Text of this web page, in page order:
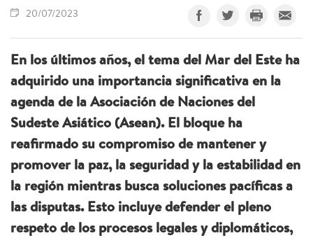
20/07/2023
En los últimos años, el tema del Mar del Este ha
adquirido una importancia significativa en la
agenda de la Asociación de Naciones del
Sudeste Asiático (Asean). El bloque ha
reafirmado su compromiso de mantener y
promover la paz, la seguridad y la estabilidad en
la región mientras busca soluciones pacíficas a
las disputas. Esto incluye defender el pleno
respeto de los procesos legales y diplomáticos,